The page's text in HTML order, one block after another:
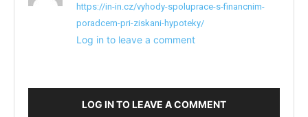
https://in-in.cz/vyhody-spoluprace-s-financnim-
poradcem-pri-ziskani-hypoteky/
Log in to leave a comment
LOG IN TO LEAVE A COMMENT